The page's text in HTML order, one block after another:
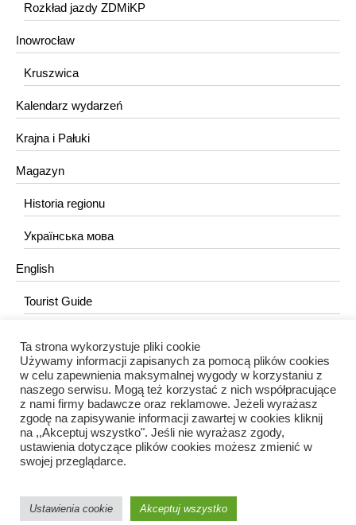
Rozkład jazdy ZDMiKP
Inowrocław
Kruszwica
Kalendarz wydarzeń
Krajna i Pałuki
Magazyn
Historia regionu
Українська мова
English
Tourist Guide
KONTAKT
redakcja@portalkujawski.pl
Redakcja
Ta strona wykorzystuje pliki cookie
Używamy informacji zapisanych za pomocą plików cookies
w celu zapewnienia maksymalnej wygody w korzystaniu z
naszego serwisu. Mogą też korzystać z nich współpracujące
z nami firmy badawcze oraz reklamowe. Jeżeli wyrażasz
zgodę na zapisywanie informacji zawartej w cookies kliknij
na ,,Akceptuj wszystko". Jeśli nie wyrażasz zgody,
ustawienia dotyczące plików cookies możesz zmienić w
swojej przeglądarce.
Ustawienia cookie Akceptuj wszystko